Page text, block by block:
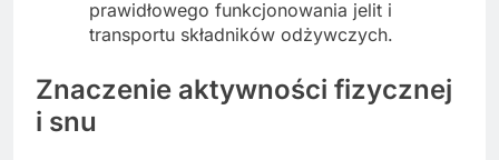
prawidłowego funkcjonowania jelit i
transportu składników odżywczych.
Znaczenie aktywności fizycznej
i snu